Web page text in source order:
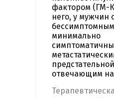
фактором (ГМ-
него, у мужчин с
минимально
отвечающим